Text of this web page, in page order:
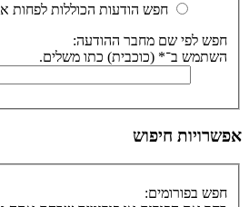
חפש הודעות הכוללות לפחות
חפש לפי שם מחבר ההודעה:
השתמש ב־* (כוכבית) כתו משלים.
אפשרויות חיפוש
חפש בפורומים: